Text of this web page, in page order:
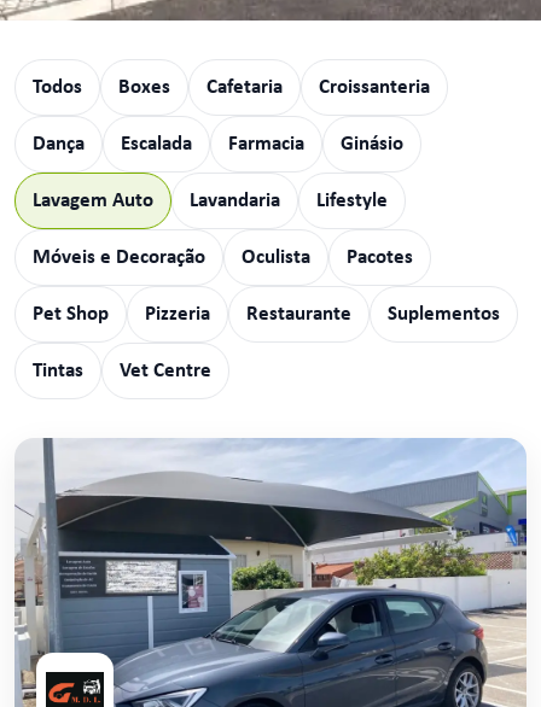
Todos Boxes Cafetaria Croissanteria
Dança Escalada Farmacia Ginásio
Lavagem Auto Lavandaria Lifestyle
Móveis e Decoração Oculista Pacotes
Pet Shop Pizzeria Restaurante Suplementos
Tintas Vet Centre